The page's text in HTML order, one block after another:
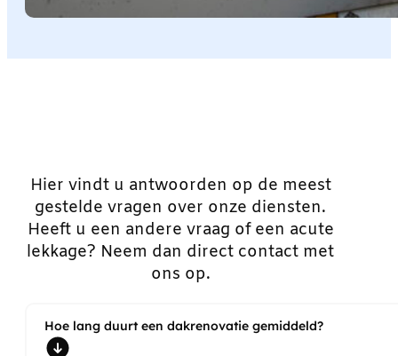
Hier vindt u antwoorden op de meest
gestelde vragen over onze diensten.
Heeft u een andere vraag of een acute
lekkage? Neem dan direct contact met
ons op.
Hoe lang duurt een dakrenovatie gemiddeld?